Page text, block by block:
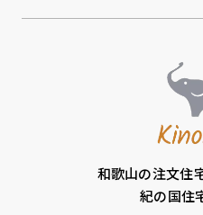
和歌山の注文住
紀の国住